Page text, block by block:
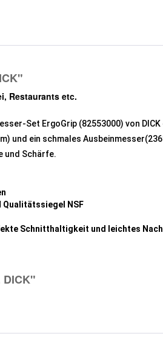
Restaurants etc.
Set ErgoGrip (82553000) von
und ein schmales
und Schärfe.
Qualitätssiegel NSF
Schnitthaltigkeit und leichtes